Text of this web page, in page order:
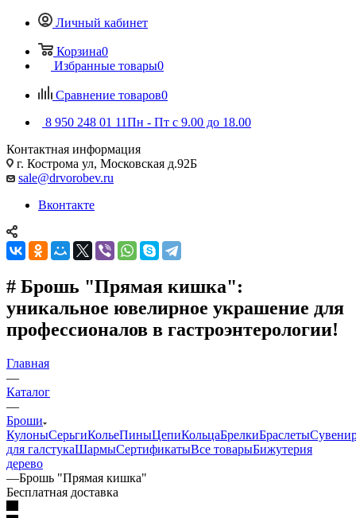
Личный кабинет
Корзина0
Избранные товары0
Сравнение товаров0
8 950 248 01 11Пн - Пт с 9.00 до 18.00
Контактная информация
г. Кострома ул, Московская д.92Б
sale@drvorobev.ru
Вконтакте
# Брошь "Прямая кишка":
уникальное ювелирное украшение для
профессионалов в гастроэнтерологии!
Главная
—
Каталог
—
Броши
КулоныСерьгиКольеПиныЦепиКольцаБрелкиБраслеты
для галстукаШармыСертификатыВсе товарыБижутерия
дерево
—Брошь "Прямая кишка"
Бесплатная доставка